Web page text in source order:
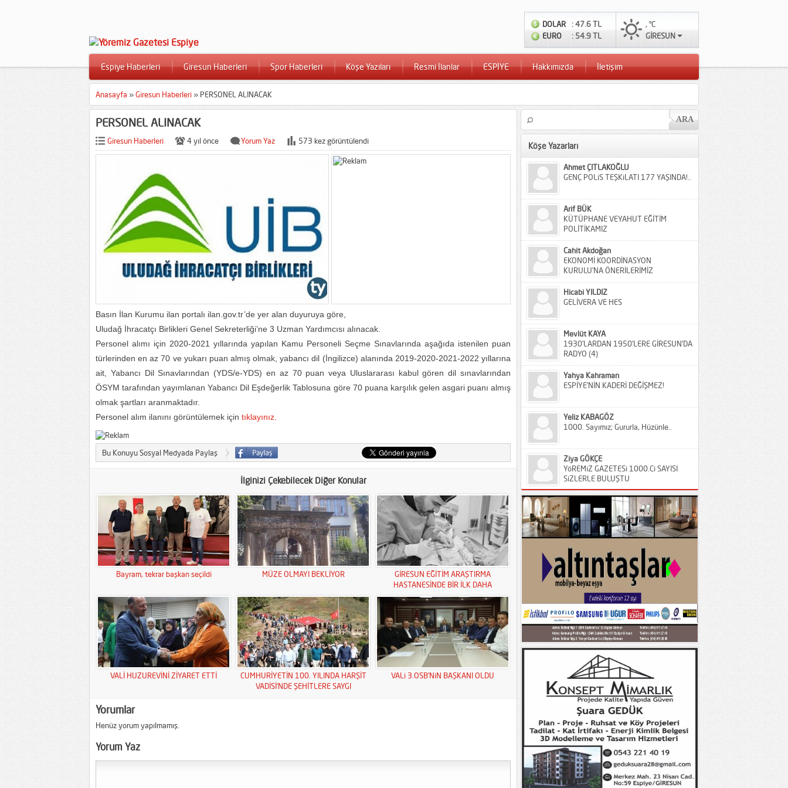
DOLAR
: 47.6 TL
EURO
: 54.9 TL
, °C
GİRESUN
Espiye Haberleri Giresun Haberleri Spor Haberleri Köşe Yazıları Resmi İlanlar ESPİYE Hakkımızda İletişim
Anasayfa »Giresun Haberleri » PERSONEL ALINACAK
PERSONEL ALINACAK
Giresun Haberleri 4 yıl önce Yorum Yaz 573 kez görüntülendi
Basın İlan Kurumu ilan portalı ilan.gov.tr’de yer alan duyuruya göre,
Uludağ İhracatçı Birlikleri Genel Sekreterliği’ne 3 Uzman Yardımcısı alınacak.
Personel alımı için 2020-2021 yıllarında yapılan Kamu Personeli Seçme Sınavlarında aşağıda istenilen puan
türlerinden en az 70 ve yukarı puan almış olmak, yabancı dil (İngilizce) alanında 2019-2020-2021-2022 yıllarına
ait, Yabancı Dil Sınavlarından (YDS/e-YDS) en az 70 puan veya Uluslararası kabul gören dil sınavlarından
ÖSYM tarafından yayımlanan Yabancı Dil Eşdeğerlik Tablosuna göre 70 puana karşılık gelen asgari puanı almış
olmak şartları aranmaktadır.
Personel alım ilanını görüntülemek için tıklayınız.
Bu Konuyu Sosyal Medyada Paylaş
İlginizi Çekebilecek Diğer Konular
Bayram, tekrar başkan seçildi MÜZE OLMAYI BEKLİYOR
GİRESUN EĞİTİM ARAŞTIRMA
HASTANESİNDE BİR İLK DAHA
VALİ HUZUREVİNİ ZİYARET ETTİ
CUMHURİYETİN 100. YILINDA HARŞİT
VADİSİ’NDE ŞEHİTLERE SAYGI
VALi 3.OSB’NiN BAŞKANI OLDU
Yorumlar
Henüz yorum yapılmamış.
Yorum Yaz
Köşe Yazarları
Ahmet ÇITLAKOĞLU
GENÇ POLiS TEŞKiLATI 177 YAŞINDA!..
Arif BÜK
KÜTÜPHANE VEYAHUT EĞİTİM
POLİTİKAMIZ
Cahit Akdoğan
EKONOMİ KOORDİNASYON
KURULU’NA ÖNERİLERİMİZ
Hicabi YILDIZ
GELİVERA VE HES
Mevlüt KAYA
1930’LARDAN 1950’LERE GİRESUN’DA
RADYO (4)
Yahya Kahraman
ESPİYE’NİN KADERİ DEĞİŞMEZ!
Yeliz KABAGÖZ
1000. Sayımız; Gururla, Hüzünle..
Ziya GÖKÇE
YöREMiZ GAZETESi 1000.Ci SAYISI
SiZLERLE BULUŞTU